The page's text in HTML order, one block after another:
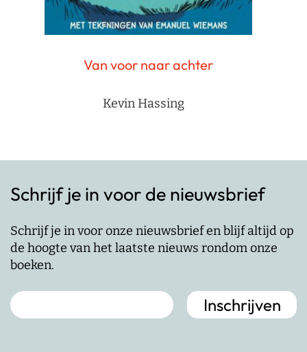
Van voor naar achter
Kevin Hassing
Schrijf je in voor de nieuwsbrief
Schrijf je in voor onze nieuwsbrief en blijf altijd op
de hoogte van het laatste nieuws rondom onze
boeken.